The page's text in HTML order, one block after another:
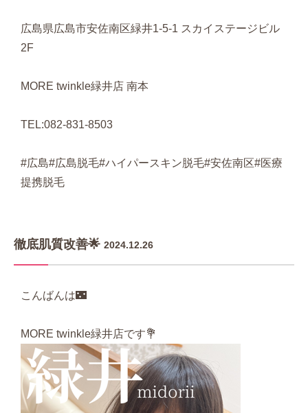
広島県広島市安佐南区緑井1-5-1 スカイステージビル
2F
MORE twinkle緑井店 南本
TEL:082-831-8503
#広島#広島脱毛#ハイパースキン脱毛#安佐南区#医療
提携脱毛
徹底肌質改善🌟 2024.12.26
こんばんは🌃
MORE twinkle緑井店です💐